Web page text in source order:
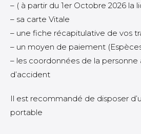
– ( à partir du 1er Octobre 2026 la
– sa carte Vitale
– une fiche récapitulative de vos
– un moyen de paiement
– les coordonnées de la personne
d’accident
Il est recommandé de disposer
portable